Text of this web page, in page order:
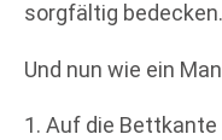
sorgfältig bedecken.
Und nun wie ein
1. Auf die